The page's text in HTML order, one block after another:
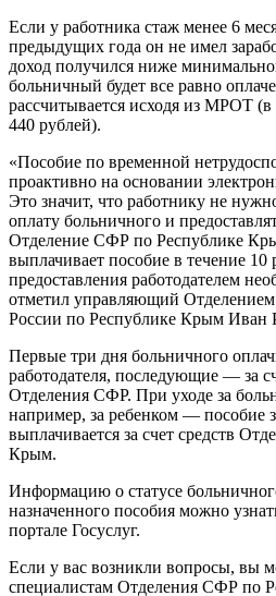
Если у работника стаж менее 6
предыдущих года он не имел
доход получился ниже
больничный будет все равно
рассчитывается исходя из МРОТ (в
440 рублей).
«Пособие по временной
проактивно на основании
Это значит, что работнику не
оплату больничного и
Отделение СФР по Республике
выплачивает пособие в течение 10
предоставления работодателем
отметил управляющий
России по Республике Крым Иван
Первые три дня больничного
работодателя, последующие — за
Отделения СФР. При уходе за
например, за ребенком — пособие
выплачивается за счет средств
Крым.
Информацию о статусе
назначенного пособия можно
портале Госуслуг.
Если у вас возникли вопросы, вы
специалистам Отделения СФР по